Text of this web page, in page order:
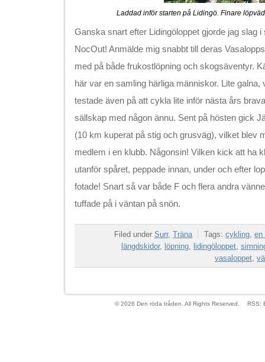
Laddad inför starten på Lidingö. Finare
Ganska snart efter Lidingöloppet gjorde jag slag
NocOut! Anmälde mig snabbt till deras
med på både frukostlöpning och skogsäventyr.
här var en samling härliga människor. Lite galna,
testade även på att cykla lite inför nästa års
sällskap med någon ännu. Sent på hösten gick
(10 km kuperat på stig och grusväg), vilket blev
medlem i en klubb. Någonsin! Vilken kick att ha
utanför spåret, peppade innan, under och efter
fotade! Snart så var både F och flera andra
tuffade på i väntan på snön.
Filed under Surr, Träna Tags: cykling, en
längdskidor, löpning, lidingöloppet,
vasaloppet,
© 2026 Den röda tråden. All Rights Reserved. RSS: